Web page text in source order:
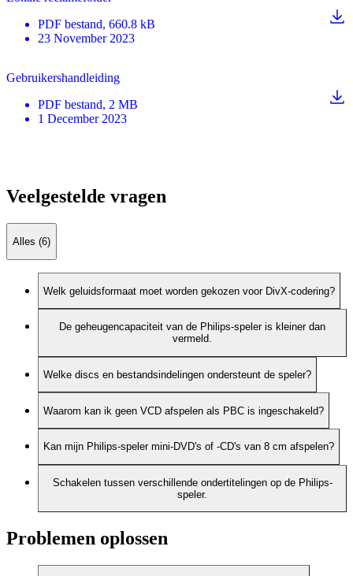
PDF bestand, 660.8 kB
23 November 2023
Gebruikershandleiding
PDF bestand, 2 MB
1 December 2023
Veelgestelde vragen
Alles (6)
Welk geluidsformaat moet worden gekozen voor DivX-codering?
De geheugencapaciteit van de Philips-speler is kleiner dan
vermeld.
Welke discs en bestandsindelingen ondersteunt de speler?
Waarom kan ik geen VCD afspelen als PBC is ingeschakeld?
Kan mijn Philips-speler mini-DVD's of -CD's van 8 cm afspelen?
Schakelen tussen verschillende ondertitelingen op de Philips-
speler.
Problemen oplossen